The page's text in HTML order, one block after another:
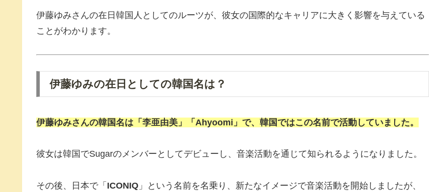
伊藤ゆみさんの在日韓国人としてのルーツが、彼女の国際的なキャリアに大きく影響を与えている
ことがわかります。
伊藤ゆみの在日としての韓国名は？
伊藤ゆみさんの韓国名は「李亜由美」「Ahyoomi」で、韓国ではこの名前で活動していました。
彼女は韓国でSugarのメンバーとしてデビューし、音楽活動を通じて知られるようになりました。
その後、日本で「 ICONIQ 」という名前を名乗り、新たなイメージで音楽活動を開始しましたが、